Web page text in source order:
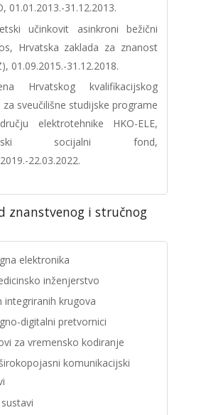
01.01.2013.-31.12.2013.
učinkovit asinkroni bežični
Hrvatska zaklada za znanost
01.09.2015.-31.12.2018.
Hrvatskog kvalifikacijskog
za sveučilišne studijske programe
elektrotehnike HKO-ELE,
socijalni fond,
22.03.2022.
znanstvenog i stručnog
elektronika
inženjerstvo
integriranih krugova
digitalni pretvornici
za vremensko kodiranje
komunikacijski